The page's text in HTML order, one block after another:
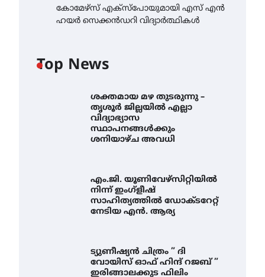
കോമേഴ്സ് എക്സ്പോയുമായി എസ് എൻ
ഹയർ സെക്കൻഡറി വിദ്യാർത്ഥികൾ
Top News
ശക്തമായ മഴ തുടരുന്നു –
തൃശൂർ ജില്ലയിൽ എല്ലാ
വിദ്യാഭ്യാസ
സ്ഥാപനങ്ങൾക്കും
ശനിയാഴ്ച അവധി
എം.ജി. യൂണിവേഴ്‌സിറ്റിയിൽ
നിന്ന് ഇംഗ്ളീഷ്
സാഹിത്യത്തിൽ ഡോക്ടറേറ്റ്
നേടിയ എൻ. ആര്യ
ട്യുണീഷ്യൻ ചിത്രം ” ദി
വോയിസ് ഓഫ് ഹിന്ദ് റജബ് ”
ഇരിങ്ങാലക്കുട ഫിലിം